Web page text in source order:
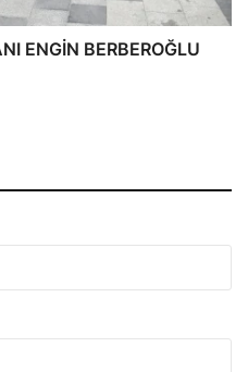
ENGİN BERBEROĞLU